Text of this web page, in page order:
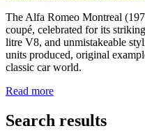
The Alfa Romeo Montreal
coupé, celebrated for its
litre V8, and unmistakeable
units produced, original
classic car world.
Read more
Search results